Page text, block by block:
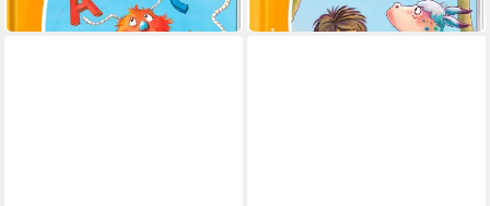
in 1-2 Werktagen bei dir in 1-2 Werktagen bei dir